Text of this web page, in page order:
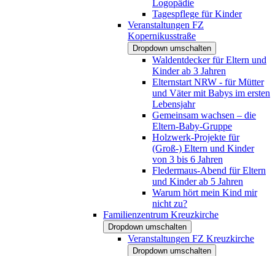
Logopädie
Tagespflege für Kinder
Veranstaltungen FZ
Kopernikusstraße
Dropdown umschalten
Waldentdecker für Eltern und
Kinder ab 3 Jahren
Elternstart NRW - für Mütter
und Väter mit Babys im ersten
Lebensjahr
Gemeinsam wachsen – die
Eltern-Baby-Gruppe
Holzwerk-Projekte für
(Groß-) Eltern und Kinder
von 3 bis 6 Jahren
Fledermaus-Abend für Eltern
und Kinder ab 5 Jahren
Warum hört mein Kind mir
nicht zu?
Familienzentrum Kreuzkirche
Dropdown umschalten
Veranstaltungen FZ Kreuzkirche
Dropdown umschalten